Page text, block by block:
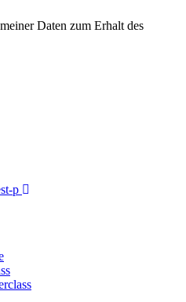
Daten zum Erhalt des
p